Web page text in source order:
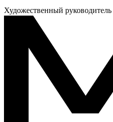
Художественный руководитель